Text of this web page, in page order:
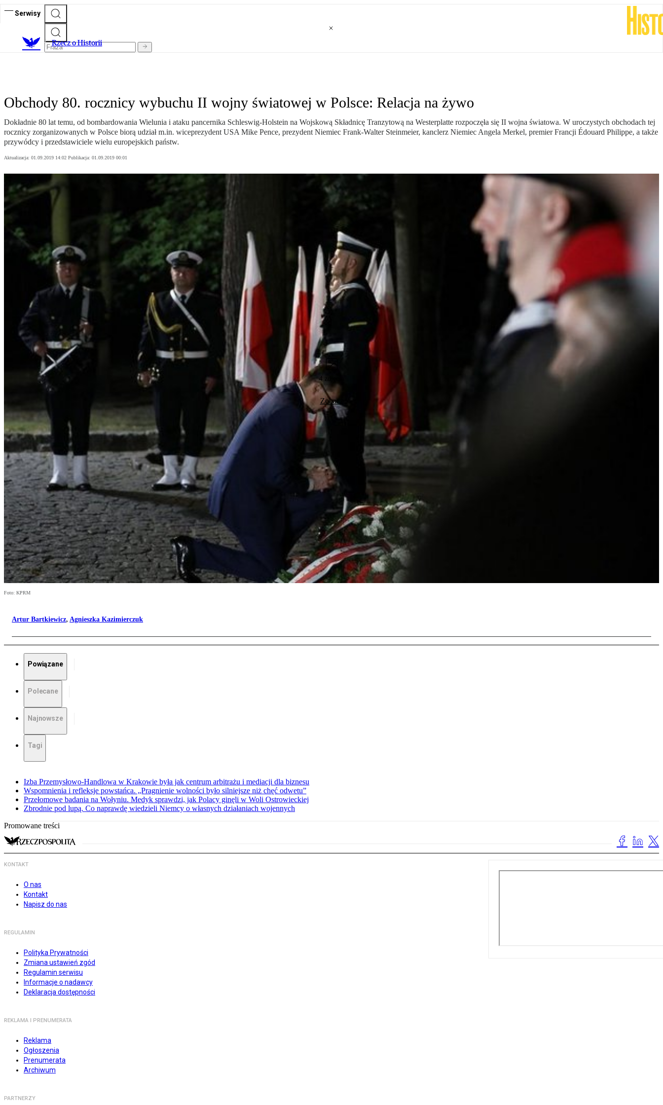
Serwisy
Rzecz o Historii
Obchody 80. rocznicy wybuchu II wojny światowej w Polsce: Relacja na żywo
Dokładnie 80 lat temu, od bombardowania Wielunia i ataku pancernika Schleswig-Holstein na Wojskową Składnicę Tranzytową na Westerplatte rozpoczęła się II wojna światowa. W uroczystych obchodach tej
rocznicy zorganizowanych w Polsce biorą udział m.in. wiceprezydent USA Mike Pence, prezydent Niemiec Frank-Walter Steinmeier, kanclerz Niemiec Angela Merkel, premier Francji Édouard Philippe, a także
przywódcy i przedstawiciele wielu europejskich państw.
Aktualizacja: 01.09.2019 14:02 Publikacja: 01.09.2019 00:01
4 zdjęcia
Zobacz
Foto: KPRM
Artur Bartkiewicz, Agnieszka Kazimierczuk
Powiązane
Polecane
Najnowsze
Tagi
Izba Przemysłowo-Handlowa w Krakowie była jak centrum arbitrażu i mediacji dla biznesu
Wspomnienia i refleksje powstańca. „Pragnienie wolności było silniejsze niż chęć odwetu”
Przełomowe badania na Wołyniu. Medyk sprawdzi, jak Polacy ginęli w Woli Ostrowieckiej
Zbrodnie pod lupą. Co naprawdę wiedzieli Niemcy o własnych działaniach wojennych
Promowane treści
KONTAKT
O nas
Kontakt
Napisz do nas
REGULAMIN
Polityka Prywatności
Zmiana ustawień zgód
Regulamin serwisu
Informacje o nadawcy
Deklaracja dostępności
REKLAMA I PRENUMERATA
Reklama
Ogłoszenia
Prenumerata
Archiwum
PARTNERZY